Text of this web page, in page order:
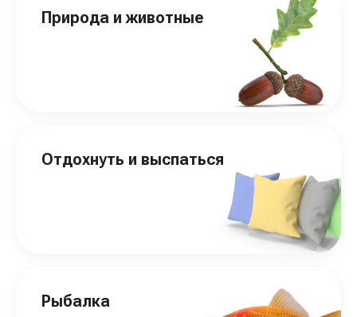
Природа и животные
Отдохнуть и выспаться
Рыбалка